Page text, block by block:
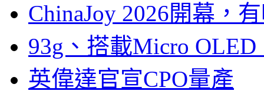
ChinaJoy 2026開幕，
93g、搭載Micro
英偉達官宣CPO量產